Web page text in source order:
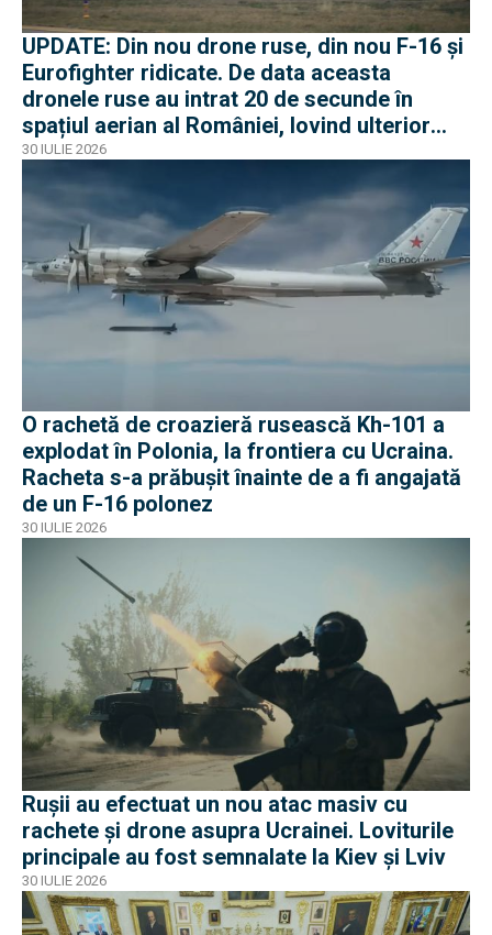
UPDATE: Din nou drone ruse, din nou F-16 și
Eurofighter ridicate. De data aceasta
dronele ruse au intrat 20 de secunde în
spațiul aerian al României, lovind ulterior
Ucraina
30 IULIE 2026
O rachetă de croazieră rusească Kh-101 a
explodat în Polonia, la frontiera cu Ucraina.
Racheta s-a prăbușit înainte de a fi angajată
de un F-16 polonez
30 IULIE 2026
Rușii au efectuat un nou atac masiv cu
rachete și drone asupra Ucrainei. Loviturile
principale au fost semnalate la Kiev și Lviv
30 IULIE 2026